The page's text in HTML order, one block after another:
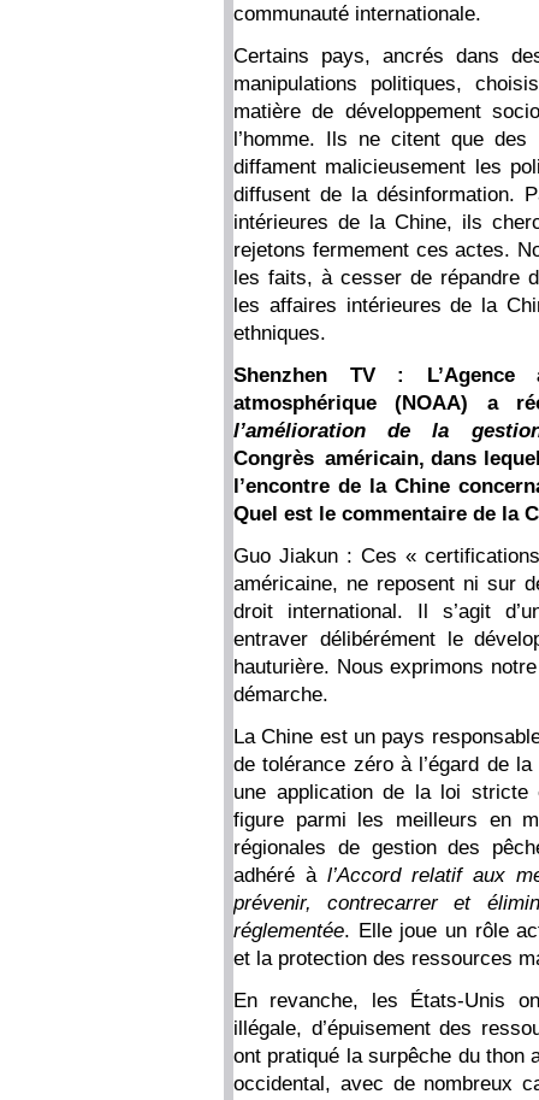
communauté internationale.
Certains pays, ancrés dans
manipulations politiques,
matière de développement
l’homme. Ils ne citent que
diffament malicieusement les
diffusent de la désinformation.
intérieures de la Chine, ils
rejetons fermement ces actes.
les faits, à cesser de répandre
les affaires intérieures de la
ethniques.
Shenzhen TV : L’Agence
atmosphérique (NOAA) a
l’amélioration de la
Congrès américain, dans
l’encontre de la Chine
Quel est le commentaire de la
Guo Jiakun : Ces «
américaine, ne reposent ni sur
droit international. Il s’agit
entraver délibérément le
hauturière. Nous exprimons
démarche.
La Chine est un pays
de tolérance zéro à l’égard de
une application de la loi stricte
figure parmi les meilleurs en
régionales de gestion des
adhéré à l’Accord relatif aux
prévenir, contrecarrer et
réglementée. Elle joue un rôle
et la protection des ressources
En revanche, les États-Unis
illégale, d’épuisement des
ont pratiqué la surpêche du thon
occidental, avec de nombreux